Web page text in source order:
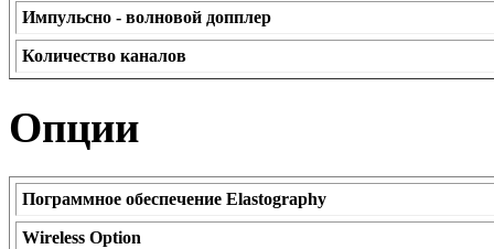
Импульсно - волновой допплер
Количество каналов
Опции
Пограммное обеспечение Elastography
Wireless Option